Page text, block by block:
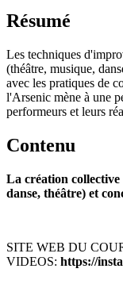
Résumé
Les techniques
(théâtre, musique,
avec les pratiques de
l'Arsenic mène à une
performeurs et leurs
Contenu
La création
danse, théâtre) et
SITE WEB DU
VIDEOS: https://